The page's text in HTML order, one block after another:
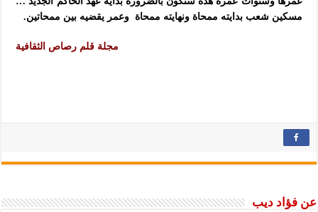
مسكين شعب بدايته ممحاة ونهايته ممحاة وعمر يقضيه بين ممحاتين.
مجلة قلم رصاص الثقافية
عن فؤاد ديب